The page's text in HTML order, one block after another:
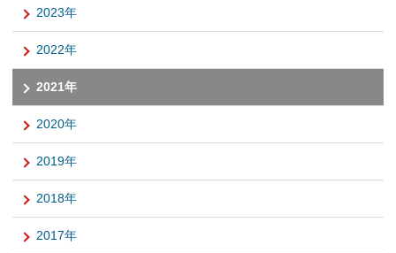
2023年
2022年
2021年
2020年
2019年
2018年
2017年